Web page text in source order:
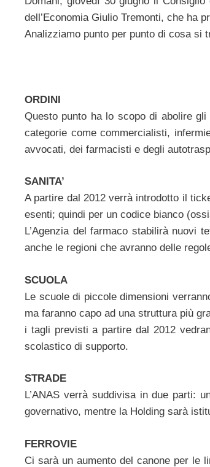
dell’Economia Giulio Tremonti, che ha
Analizziamo punto per punto di cosa si
ORDINI
Questo punto ha lo scopo di abolire
categorie come commercialisti,
avvocati, dei farmacisti e degli
SANITA’
A partire dal 2012 verrà introdotto il
esenti; quindi per un codice bianco
L’Agenzia del farmaco stabilirà nuovi
anche le regioni che avranno delle
SCUOLA
Le scuole di piccole dimensioni
ma faranno capo ad una struttura più
i tagli previsti a partire dal 2012
scolastico di supporto.
STRADE
L’ANAS verrà suddivisa in due parti:
governativo, mentre la Holding sarà
FERROVIE
Ci sarà un aumento del canone per le